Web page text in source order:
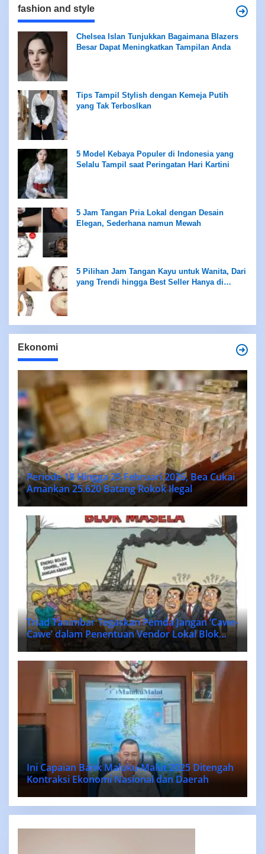
fashion and style
Chelsea Islan Tunjukkan Bagaimana Blazers
Besar Dapat Meningkatkan Tampilan Anda
Tips Tampil Stylish dengan Kemeja Putih
yang Tak Terboslkan
5 Model Kebaya Populer di Indonesia yang
Selalu Tampil saat Peringatan Hari Kartini
5 Jam Tangan Pria Lokal dengan Desain
Elegan, Sederhana namun Mewah
5 Pilihan Jam Tangan Kayu untuk Wanita, Dari
yang Trendi hingga Best Seller Hanya di
Ekonomi
Periode 18 Hingga 25 Februari 2026, Bea Cukai
Amankan 25.620 Batang Rokok Ilegal
Triad Tanimbar Tegaskan Pemda Jangan ‘Cawe-
Cawe’ dalam Penentuan Vendor Lokal Blok
MASELA.
Ini Capaian Bank Maluku-Malut 2025 Ditengah
Kontraksi Ekonomi Nasional dan Daerah